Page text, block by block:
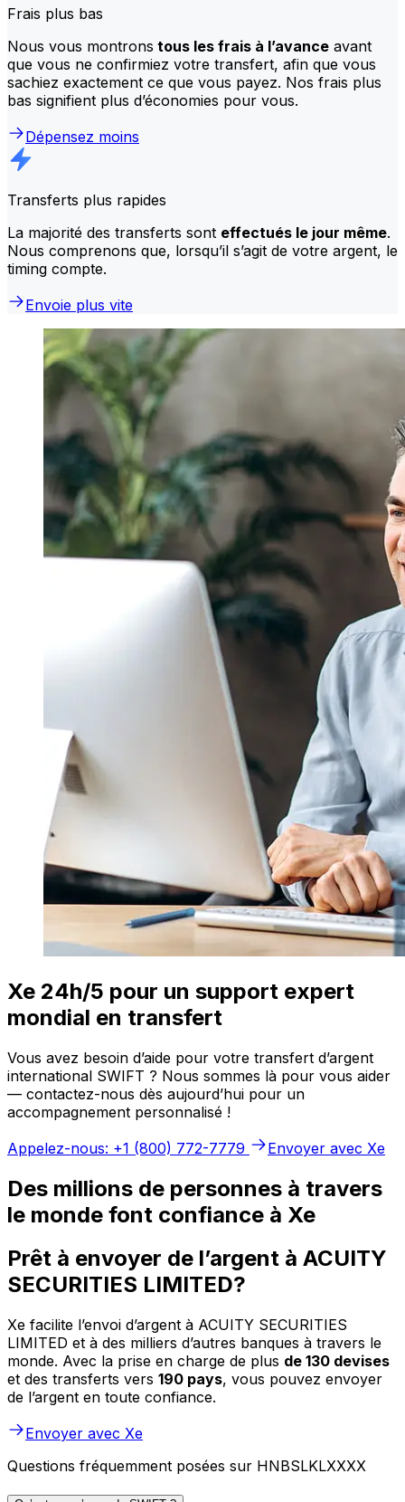
Frais plus bas
Nous vous montrons tous les frais à l’avance avant
que vous ne confirmiez votre transfert, afin que vous
sachiez exactement ce que vous payez. Nos frais plus
bas signifient plus d’économies pour vous.
Dépensez moins
Transferts plus rapides
La majorité des transferts sont effectués le jour même.
Nous comprenons que, lorsqu’il s’agit de votre argent, le
timing compte.
Envoie plus vite
Xe 24h/5 pour un support expert
mondial en transfert
Vous avez besoin d’aide pour votre transfert d’argent
international SWIFT ? Nous sommes là pour vous aider
— contactez-nous dès aujourd’hui pour un
accompagnement personnalisé !
Appelez-nous: +1 (800) 772-7779
Envoyer avec Xe
Des millions de personnes à travers
le monde font confiance à Xe
Prêt à envoyer de l’argent à ACUITY
SECURITIES LIMITED?
Xe facilite l’envoi d’argent à ACUITY SECURITIES
LIMITED et à des milliers d’autres banques à travers le
monde. Avec la prise en charge de plus de 130 devises
et des transferts vers 190 pays, vous pouvez envoyer
de l’argent en toute confiance.
Envoyer avec Xe
Questions fréquemment posées sur HNBSLKLXXXX